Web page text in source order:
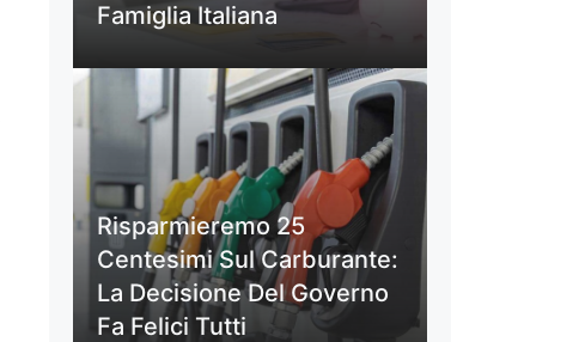
Famiglia Italiana
Risparmieremo 25
Centesimi Sul Carburante:
La Decisione Del Governo
Fa Felici Tutti